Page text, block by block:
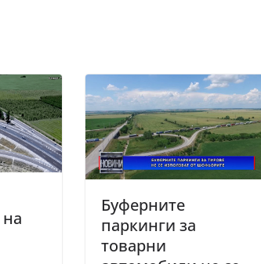
Буферните
паркинги за
товарни